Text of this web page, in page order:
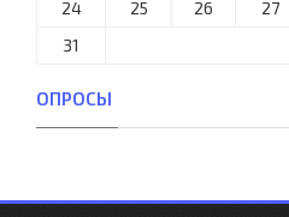
24
25 26 27
31
ОПРОСЫ